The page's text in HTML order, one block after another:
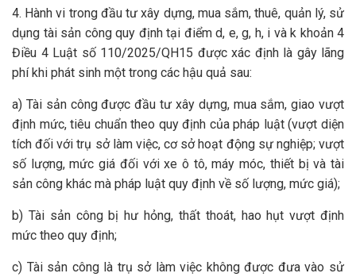
4. Hành vi trong đầu tư xây dựng, mua sắm, thuê, quản lý, sử
dụng tài sản công quy định tại điểm d, e, g, h, i và k khoản 4
Điều 4 Luật số 110/2025/QH15 được xác định là gây lãng
phí khi phát sinh một trong các hậu quả sau:
a) Tài sản công được đầu tư xây dựng, mua sắm, giao vượt
định mức, tiêu chuẩn theo quy định của pháp luật (vượt diện
tích đối với trụ sở làm việc, cơ sở hoạt động sự nghiệp; vượt
số lượng, mức giá đối với xe ô tô, máy móc, thiết bị và tài
sản công khác mà pháp luật quy định về số lượng, mức giá);
b) Tài sản công bị hư hỏng, thất thoát, hao hụt vượt định
mức theo quy định;
c) Tài sản công là trụ sở làm việc không được đưa vào sử